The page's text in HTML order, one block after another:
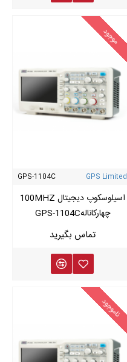
موجود
GPS Limited
GPS-1104C
اسیلوسکوپ دیجیتال 100MHZ
چهارکانالهGPS-1104C
ناموجود